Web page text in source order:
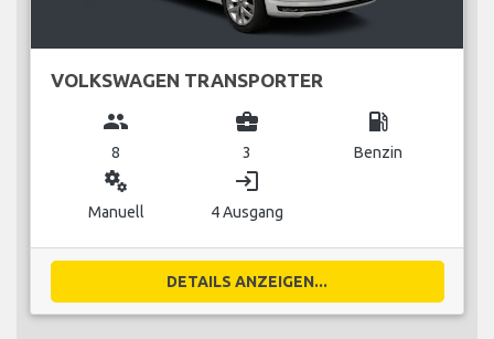
VOLKSWAGEN TRANSPORTER
group
8
business_center
3
local_gas_station
Benzin
miscellaneous_services
Manuell
login
4 Ausgang
DETAILS ANZEIGEN...